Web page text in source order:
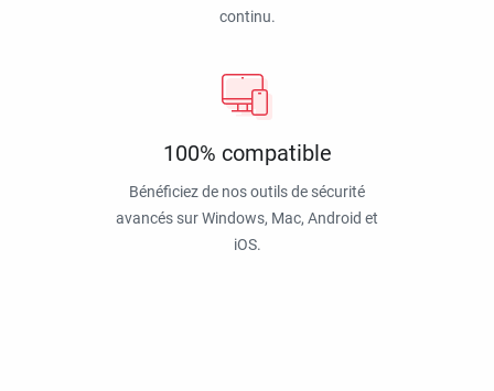
continu.
100% compatible
Bénéficiez de nos outils de sécurité
avancés sur Windows, Mac, Android et
iOS.